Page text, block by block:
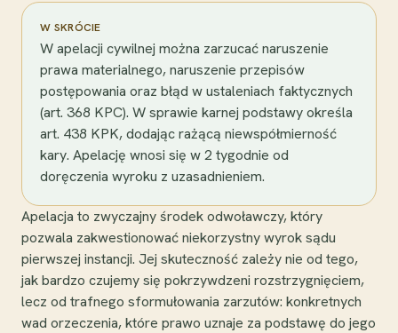
W SKRÓCIE
W apelacji cywilnej można zarzucać naruszenie
prawa materialnego, naruszenie przepisów
postępowania oraz błąd w ustaleniach faktycznych
(art. 368 KPC). W sprawie karnej podstawy określa
art. 438 KPK, dodając rażącą niewspółmierność
kary. Apelację wnosi się w 2 tygodnie od
doręczenia wyroku z uzasadnieniem.
Apelacja to zwyczajny środek odwoławczy, który
pozwala zakwestionować niekorzystny wyrok sądu
pierwszej instancji. Jej skuteczność zależy nie od tego,
jak bardzo czujemy się pokrzywdzeni rozstrzygnięciem,
lecz od trafnego sformułowania zarzutów: konkretnych
wad orzeczenia, które prawo uznaje za podstawę do jego